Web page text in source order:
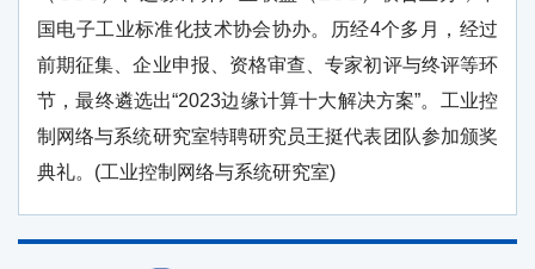
国电子工业标准化技术协会协办。历经4个多月，经过
前期征集、企业申报、资格审查、专家初评与终评等环
节，最终遴选出“2023边缘计算十大解决方案”。工业控
制网络与系统研究室特聘研究员王挺代表团队参加颁奖
典礼。 (工业控制网络与系统研究室)